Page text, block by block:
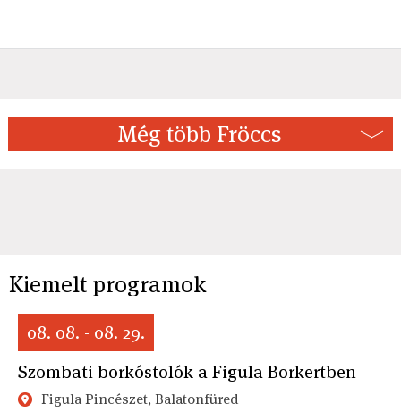
Még több Fröccs
Kiemelt programok
08. 08. - 08. 29.
Szombati borkóstolók a Figula Borkertben
Figula Pincészet, Balatonfüred